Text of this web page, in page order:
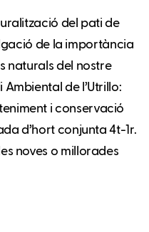
del pati de
de la importància
naturals del nostre
de l’Utrillo:
i conservació
d’hort conjunta 4t-1r.
noves o millorades